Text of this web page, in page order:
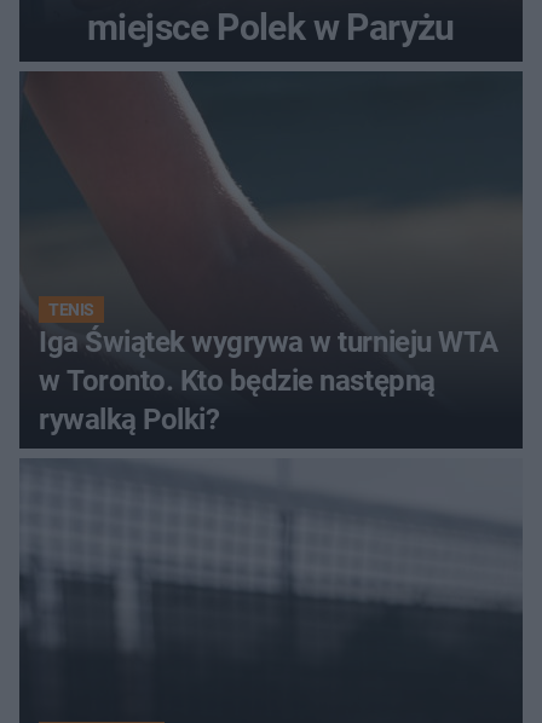
miejsce Polek w Paryżu
TENIS
Iga Świątek wygrywa w turnieju WTA
w Toronto. Kto będzie następną
rywalką Polki?